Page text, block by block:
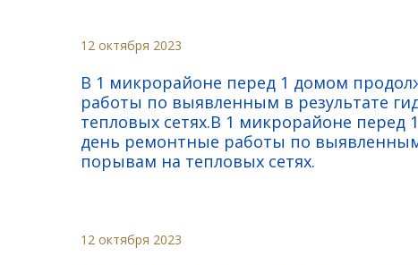
12 октября 2023
В 1 микрорайоне перед 1 домом
работы по выявленным в результате
тепловых сетях.В 1 микрорайоне
день ремонтные работы по
порывам на тепловых сетях.
12 октября 2023